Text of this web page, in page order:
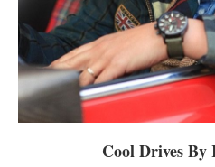
Cool Drives